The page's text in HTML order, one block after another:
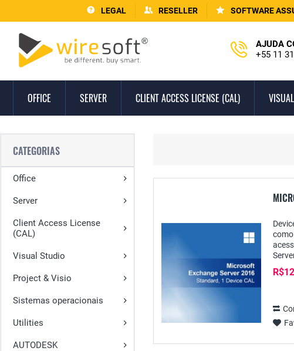
LEGAL RESELLER SOFTWARE
AJUDA
+55 11
OFFICE SERVER CLIENT ACCESS LICENSE (CAL)
CATEGORIAS
Office
Server
Client Access License
(CAL)
Visual Studio
Project & Visio
Sistemas operacionais
Utilities
AUTODESK